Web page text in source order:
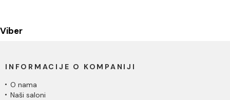
Viber
INFORMACIJE O KOMPANIJI
O nama
Naši saloni